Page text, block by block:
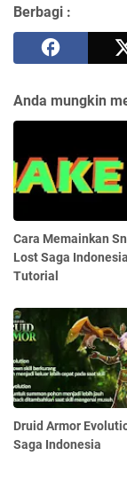
Berbagi :
Anda mungkin
Cara Memainkan
Lost Saga
Tutorial
Druid Armor
Saga Indonesia